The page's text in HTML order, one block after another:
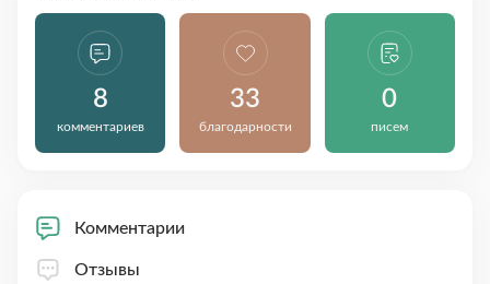
8
комментариев
33
благодарности
0
писем
Комментарии
Отзывы